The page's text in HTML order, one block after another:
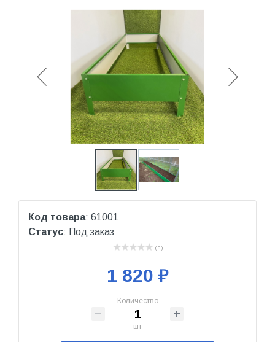
Код товара: 61001
Статус: Под заказ
( 0 )
1 820 ₽
Количество
шт